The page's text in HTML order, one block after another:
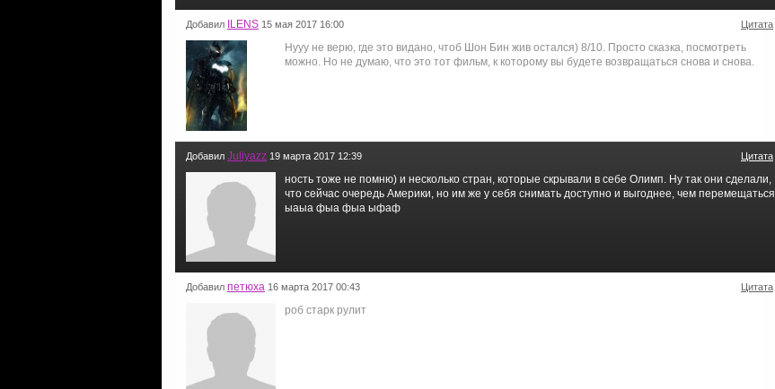
Добавил ILENS 15 мая 2017 16:00 Цитата
Нууу не верю, где это видано, чтоб Шон Бин жив остался) 8/10. Просто сказка, посмотреть
можно. Но не думаю, что это тот фильм, к которому вы будете возвращаться снова и снова.
Добавил Juliyazz 19 марта 2017 12:39 Цитата
ность тоже не помню) и несколько стран, которые скрывали в себе Олимп. Ну так они сделали,
что сейчас очередь Америки, но им же у себя снимать доступно и выгоднее, чем перемещаться
ыаыа фыа фыа ыфаф
Добавил петюха 16 марта 2017 00:43 Цитата
роб старк рулит